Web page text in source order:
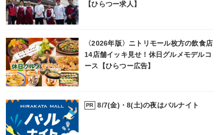
【ひらつー求人】
〈2026年版〉ニトリモール枚方の飲食店
14店舗イッキ見せ！休日グルメモデルコ
ース【ひらつー広告】
PR 8/7(金)・8(土)の夜はバルナイト